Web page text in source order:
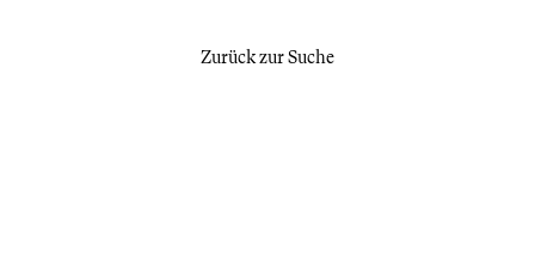
Zurück zur Suche